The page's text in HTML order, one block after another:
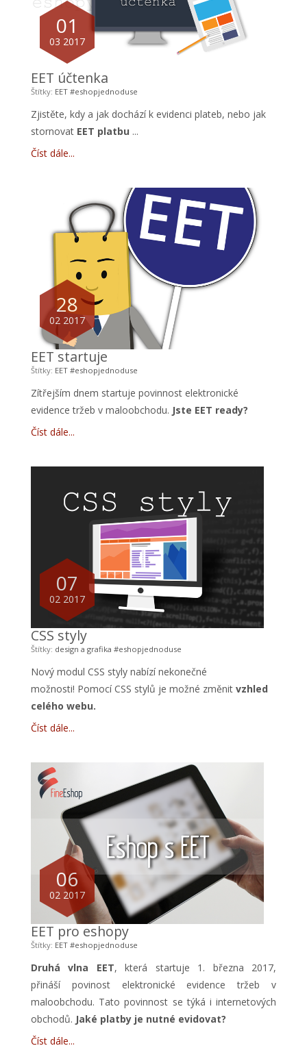
01
03 2017
EET účtenka
Štítky: EET #eshopjednoduse
Zjistěte, kdy a jak dochází k evidenci plateb, nebo jak
stornovat EET platbu ...
Číst dále
28
02 2017
EET startuje
Štítky: EET #eshopjednoduse
Zítřejším dnem startuje povinnost elektronické
evidence tržeb v maloobchodu. Jste EET ready?
Číst dále
07
02 2017
CSS styly
Štítky: design a grafika #eshopjednoduse
Nový modul CSS styly nabízí nekonečné
možnosti! Pomocí CSS stylů je možné změnit vzhled
celého webu.
Číst dále
06
02 2017
EET pro eshopy
Štítky: EET #eshopjednoduse
Druhá vlna EET, která startuje 1. března 2017,
přináší povinost elektronické evidence tržeb v
maloobchodu. Tato povinnost se týká i internetových
obchodů. Jaké platby je nutné evidovat?
Číst dále